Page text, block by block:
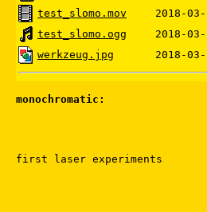
test_slomo.mov
2018-
test_slomo.ogg
2018-
werkzeug.jpg
2018-
monochromatic:
first laser experiments